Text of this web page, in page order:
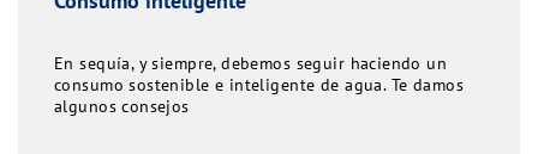
En sequía, y siempre, debemos seguir haciendo un
consumo sostenible e inteligente de agua. Te damos
algunos consejos